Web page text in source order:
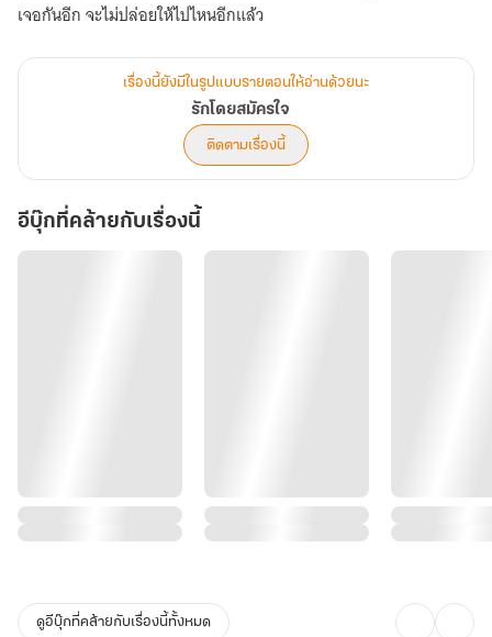
เจอกันอีก จะไม่ปล่อยให้ไปไหนอีกแล้ว
เรื่องนี้ยังมีในรูปแบบรายตอนให้อ่านด้วยนะ
รักโดยสมัครใจ
ติดตามเรื่องนี้
อีบุ๊กที่คล้ายกับเรื่องนี้
ดูอีบุ๊กที่คล้ายกับเรื่องนี้ทั้งหมด